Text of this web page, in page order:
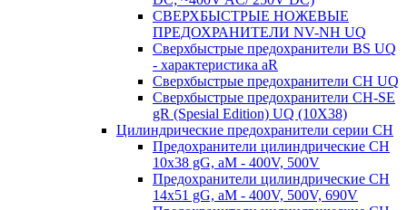
СВЕРХБЫСТРЫЕ НОЖЕВЫЕ
ПРЕДОХРАНИТЕЛИ NV-NH UQ
Сверхбыстрые предохранители BS UQ
- характеристика aR
Сверхбыстрые предохранители CH UQ
Сверхбыстрые предохранители CH-SE
gR (Spesial Edition) UQ (10X38)
Цилиндрические предохранители серии CH
Предохранители цилиндрические CH
10x38 gG, aM - 400V, 500V
Предохранители цилиндрические CH
14x51 gG, aM - 400V, 500V, 690V